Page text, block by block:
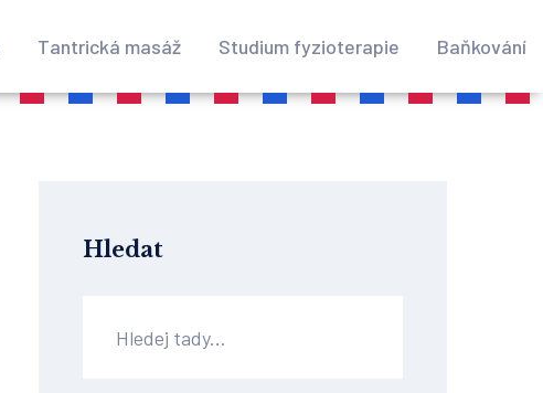
Tantrická masáž Studium fyzioterapie Baňkování
Hledat